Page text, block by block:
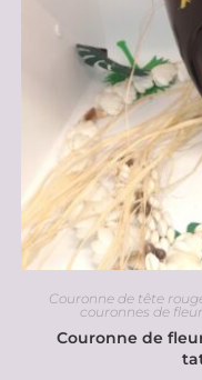
Couronne de tête
couronnes de
Couronne de